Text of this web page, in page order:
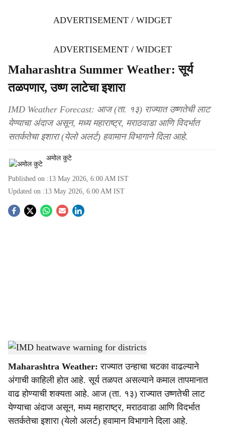
ADVERTISEMENT / WIDGET
ADVERTISEMENT / WIDGET
Maharashtra Summer Weather: सूर्य
तळपणार, उष्ण लाटेचा इशारा
IMD Weather Forecast: आज (ता. १३) राज्यात उष्णतेची लाट
येण्याचा अंदाज असून, मध्य महाराष्ट्र, मराठवाडा आणि विदर्भात
सतर्कतेचा इशारा (येलो अलर्ट) हवामान विभागाने दिला आहे.
अमोल कुटे
Published on :13 May 2026, 6:00 AM IST
Updated on :13 May 2026, 6:00 AM IST
S
a
r
e
IMD heatwave warning for districts-Agrowon
Maharashtra Weather: राज्यात उन्हाचा चटका वाढल्याने
अंगाची काहिली होत आहे. सूर्य तळपत असल्याने कमाल तापमानात
वाढ होण्याची शक्यता आहे. आज (ता. १३) राज्यात उष्णतेची लाट
येण्याचा अंदाज असून, मध्य महाराष्ट्र, मराठवाडा आणि विदर्भात
सतर्कतेचा इशारा (येलो अलर्ट) हवामान विभागाने दिला आहे.